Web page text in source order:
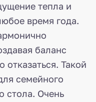
тепла и
время года.
баланс
отказаться. Такой
семейного
стола. Очень